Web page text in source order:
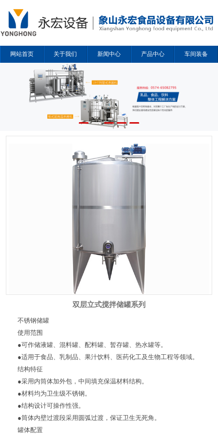
网站首页 关于我们 新闻中心 产品中心 车间装备
合作企业
双层立式搅拌储罐系列
不锈钢储罐
使用范围
●可作储液罐、混料罐、配料罐、暂存罐、热水罐等。
●适用于食品、乳制品、果汁饮料、医药化工及生物工程等领域。
结构特征
●采用内筒体加外包，中间填充保温材料结构。
●材料均为卫生级不锈钢。
●结构设计可操作性强。
●筒体内壁过渡段采用圆弧过渡，保证卫生无死角。
罐体配置